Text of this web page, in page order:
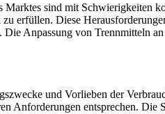
sind mit Schwierigkeiten
erfüllen. Diese
Anpassung von Trennmitteln
und Vorlieben der
Anforderungen entsprechen. Die